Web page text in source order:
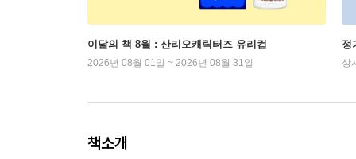
이달의 책 8월 : 산리오캐릭터즈 유리컵
2026년 08월 01일 ~ 2026년 08월 31일
정
상
책소개